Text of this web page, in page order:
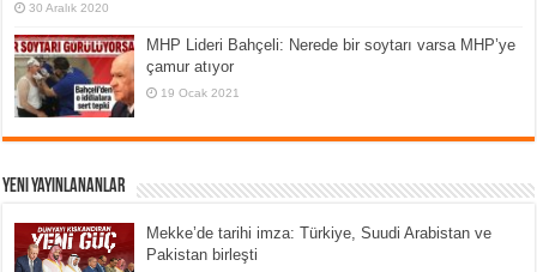
30 Aralık 2020
MHP Lideri Bahçeli: Nerede bir soytarı varsa MHP’ye
çamur atıyor
19 Ocak 2021
Yeni Yayınlananlar
Mekke’de tarihi imza: Türkiye, Suudi Arabistan ve
Pakistan birleşti